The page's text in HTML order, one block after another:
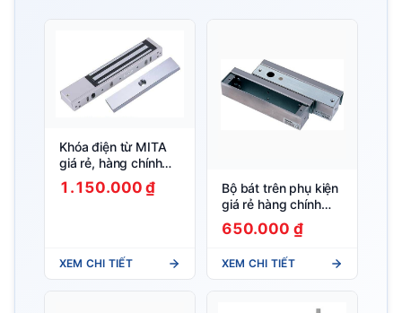
Khóa điện từ MITA
giá rẻ, hàng chính
hãng
1.150.000 ₫
XEM CHI TIẾT
Bộ bát trên phụ kiện
giá rẻ hàng chính
hãng
650.000 ₫
XEM CHI TIẾT